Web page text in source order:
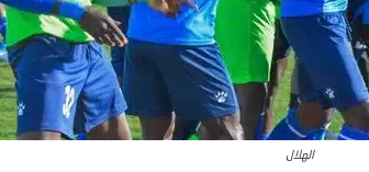
الهلال